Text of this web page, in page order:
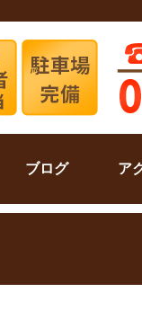
ブログ ア